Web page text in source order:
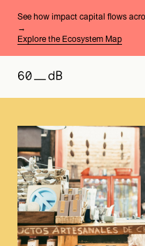
See how impact capital flows
→
Explore the Ecosystem Map